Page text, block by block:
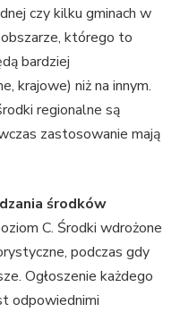
czy kilku gminach w
którego to
bardziej
krajowe) niż na innym.
regionalne są
zastosowanie mają
środków
C. Środki wdrożone
podczas gdy
Ogłoszenie każdego
odpowiednimi